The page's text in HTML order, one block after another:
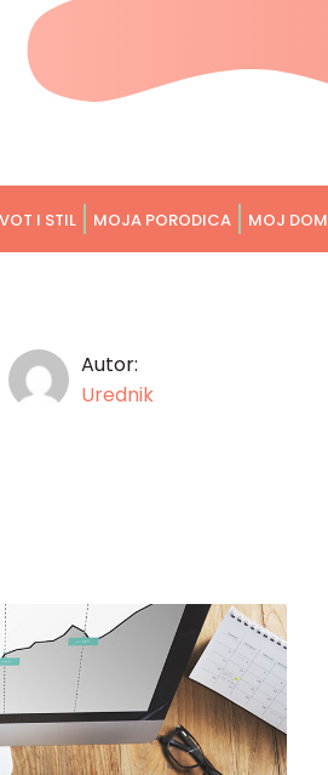
I STIL MOJA PORODICA MOJ DOM
Autor:
Urednik